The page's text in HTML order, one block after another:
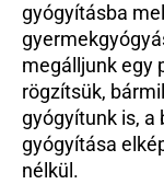
Betegellátás
Beutaló kódok
Intézet
Szülőknek
Gyerekeknek
HEIM Akadémia
gyógyításba
megálljunk egy
rögzítsük,
gyógyítunk is, a
gyógyítása
nélkül.